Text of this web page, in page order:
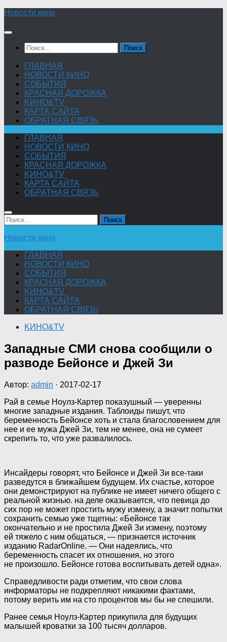
Skip
content
Новости кино
Найти:
ГЛАВНАЯ
НОВОСТИ КИНО
СОБЫТИЯ
КРАСНАЯ ДОРОЖКА
KИНО&TV
КАРТА САЙТА
ОБРАТНАЯ СВЯЗЬ
ГЛАВНАЯ
НОВОСТИ КИНО
СОБЫТИЯ
КРАСНАЯ ДОРОЖКА
KИНО&TV
КАРТА САЙТА
ОБРАТНАЯ СВЯЗЬ
Найти:
Новости кино
ГЛАВНАЯ
НОВОСТИ КИНО
СОБЫТИЯ
КРАСНАЯ ДОРОЖКА
KИНО&TV
КАРТА САЙТА
ОБРАТНАЯ СВЯЗЬ
KИНО&TV
Западные СМИ снова сообщили о
разводе Бейонсе и Джей Зи
Автор: admin · 2017-02-17
Рай в семье Ноулз-Картер показушный — уверенны
многие западные издания. Таблоиды пишут, что
беременность Бейонсе хоть и стала благословением для
нее и ее мужа Джей Зи, тем не менее, она не сумеет
скрепить то, что уже развалилось.
Инсайдеры говорят, что Бейонсе и Джей Зи все-таки
разведутся в ближайшем будущем. Их счастье, которое
они демонстрируют на публике не имеет ничего общего с
реальной жизнью. на деле оказывается, что певица до
сих пор не может простить мужу измену, а значит попытки
сохранить семью уже тщетны: «Бейонсе так
окончательно и не простила Джей Зи измену, поэтому
ей тяжело с ним общаться, — признается источник
изданию RadarOnline. — Они надеялись, что
беременность спасет их отношения, но этого
не произошло. Бейонсе готова воспитывать детей одна».
Справедливости ради отметим, что свои слова
информаторы не подкрепляют никакими фактами,
потому верить им на сто процентов мы бы не спешили.
Ранее семья Ноулз-Картер прикупила для будущих
малышей кроватки за 100 тысяч долларов.